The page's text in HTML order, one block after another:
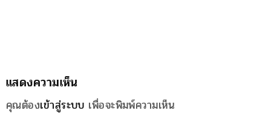
แสดงความเห็น
คุณต้องเข้าสู่ระบบ เพื่อจะพิมพ์ความเห็น